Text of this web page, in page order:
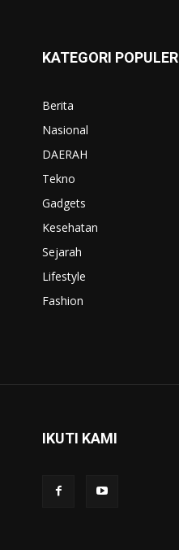
KATEGORI POPULER
Berita
Nasional
DAERAH
Tekno
Gadgets
Kesehatan
Sejarah
Lifestyle
Fashion
IKUTI KAMI